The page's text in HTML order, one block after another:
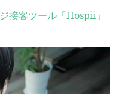
接客ツール「Hospii」